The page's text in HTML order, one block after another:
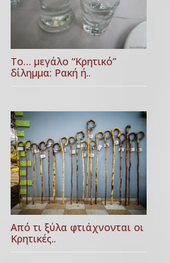
Το… μεγάλο “Κρητικό”
δίλημμα: Ρακή ή..
Από τι ξύλα φτιάχνονται οι
Κρητικές..